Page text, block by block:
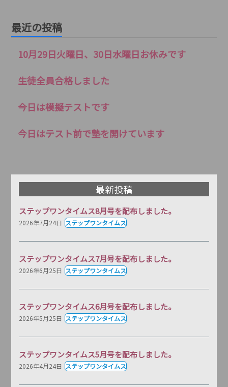
最近の投稿
10月29日火曜日、30日水曜日お休みです
生徒全員合格しました
今日は模擬テストです
今日はテスト前で塾を開けています
最新投稿
ステップワンタイムス8月号を配布しました。
2026年7月24日 ステップワンタイムス
ステップワンタイムス7月号を配布しました。
2026年6月25日 ステップワンタイムス
ステップワンタイムス6月号を配布しました。
2026年5月25日 ステップワンタイムス
ステップワンタイムス5月号を配布しました。
2026年4月24日 ステップワンタイムス